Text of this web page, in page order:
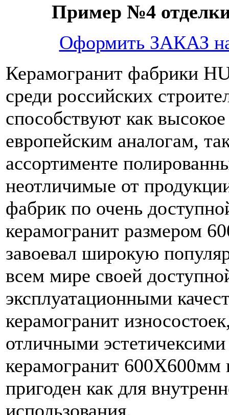
Пример №4
Оформить ЗАКАЗ
Керамогранит фабрики
среди российских
способствуют как
европейским аналогам,
ассортименте
неотличимые от
фабрик по очень
керамогранит размером
завоевал широкую
всем мире своей
эксплуатационными
керамогранит
отличными
керамогранит
пригоден как для
использования.